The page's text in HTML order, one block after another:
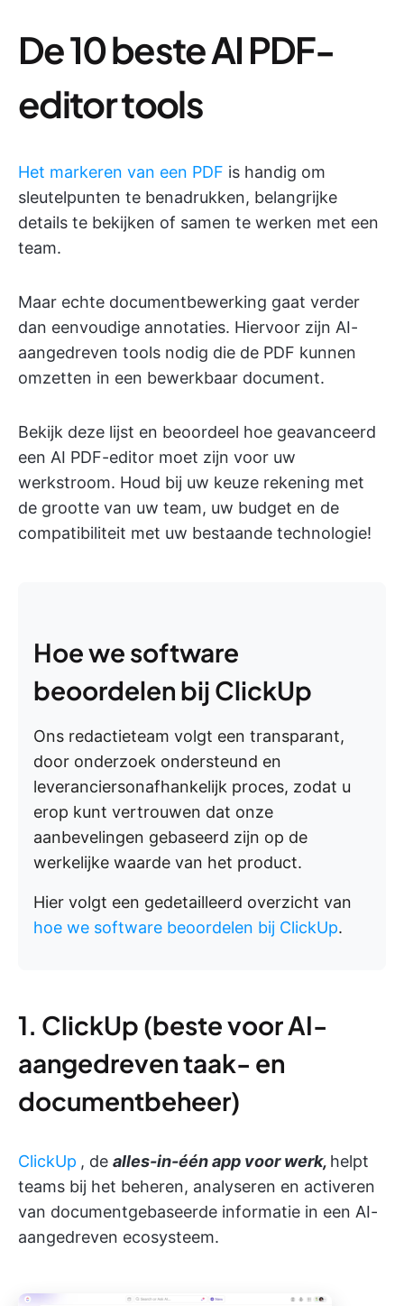
De 10 beste AI PDF-
editor tools
Het markeren van een PDF is handig om
sleutelpunten te benadrukken, belangrijke
details te bekijken of samen te werken met een
team.
Maar echte documentbewerking gaat verder
dan eenvoudige annotaties. Hiervoor zijn AI-
aangedreven tools nodig die de PDF kunnen
omzetten in een bewerkbaar document.
Bekijk deze lijst en beoordeel hoe geavanceerd
een AI PDF-editor moet zijn voor uw
werkstroom. Houd bij uw keuze rekening met
de grootte van uw team, uw budget en de
compatibiliteit met uw bestaande technologie!
Hoe we software
beoordelen bij ClickUp
Ons redactieteam volgt een transparant,
door onderzoek ondersteund en
leveranciersonafhankelijk proces, zodat u
erop kunt vertrouwen dat onze
aanbevelingen gebaseerd zijn op de
werkelijke waarde van het product.
Hier volgt een gedetailleerd overzicht van
hoe we software beoordelen bij ClickUp.
1. ClickUp (beste voor AI-
aangedreven taak- en
documentbeheer)
ClickUp , de alles-in-één app voor werk, helpt
teams bij het beheren, analyseren en activeren
van documentgebaseerde informatie in een AI-
aangedreven ecosysteem.